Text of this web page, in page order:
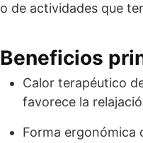
o de actividades que
Beneficios
Calor terapéutico
favorece la
Forma ergonómica